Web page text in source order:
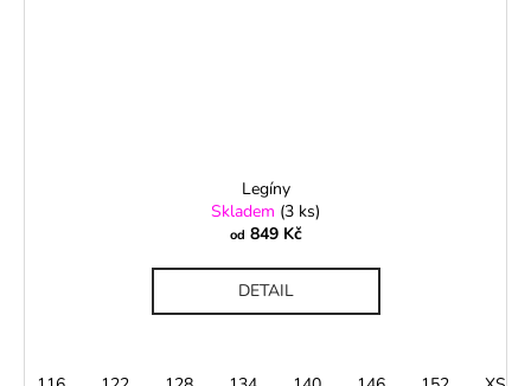
Legíny
Skladem (3 ks)
od 849 Kč
DETAIL